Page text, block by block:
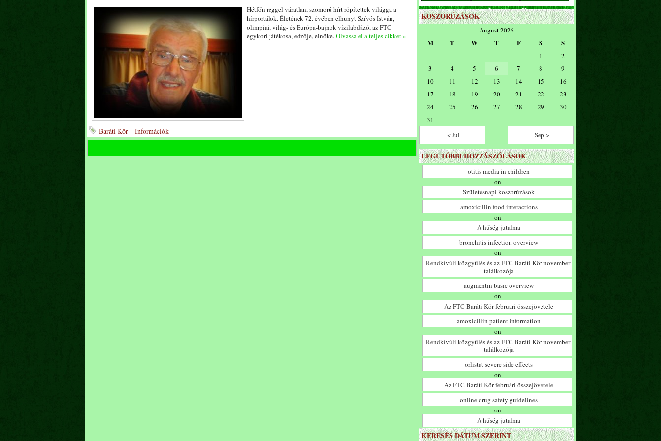
Hétfőn reggel váratlan, szomorú hírt röpítettek világgá a
hírportálok. Életének 72. évében elhunyt Szívós István,
olimpiai, világ- és Európa-bajnok vízilabdázó, az FTC
egykori játékosa, edzője, elnöke.Olvassa el a teljes cikket »
Baráti Kör - Információk
KOSZORÚZÁSOK
August 2026
M T W T F S S
1
2
3
4 5 6 7 8
9
10
11 12 13 14 15
16
17
18 19 20 21 22
23
24
25 26 27 28 29
30
31
< Jul
Sep >
LEGUTÓBBI HOZZÁSZÓLÁSOK
otitis media in children
on
Születésnapi koszorúzások
amoxicillin food interactions
on
A hűség jutalma
bronchitis infection overview
on
Rendkívüli közgyűlés és az FTC Baráti Kör novemberi
találkozója
augmentin basic overview
on
Az FTC Baráti Kör februári összejövetele
amoxicillin patient information
on
Rendkívüli közgyűlés és az FTC Baráti Kör novemberi
találkozója
orlistat severe side effects
on
Az FTC Baráti Kör februári összejövetele
online drug safety guidelines
on
A hűség jutalma
KERESÉS DÁTUM SZERINT